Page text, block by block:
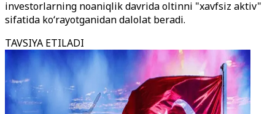
investorlarning noaniqlik davrida oltinni "xavfsiz aktiv"
sifatida ko‘rayotganidan dalolat beradi.
TAVSIYA ETILADI